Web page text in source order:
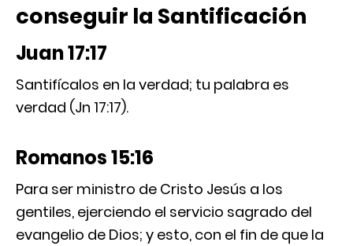
conseguir la Santificación
Juan 17:17
Santifícalos en la verdad; tu palabra es
verdad (Jn 17:17).
Romanos 15:16
Para ser ministro de Cristo Jesús a los
gentiles, ejerciendo el servicio sagrado del
evangelio de Dios; y esto, con el fin de que la